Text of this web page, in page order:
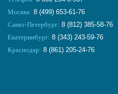
Москва: 8 (499) 653-61-76
Санкт-Петербург: 8 (812) 385-58-76
Екатеринбург: 8 (343) 243-59-76
Краснодар: 8 (861) 205-24-76